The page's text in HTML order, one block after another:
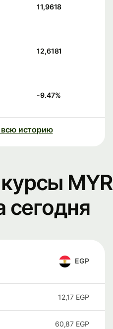
11,9618
12,6181
-9.47%
историю
MYR
сегодня
EGP
12,17 EGP
60,87 EGP